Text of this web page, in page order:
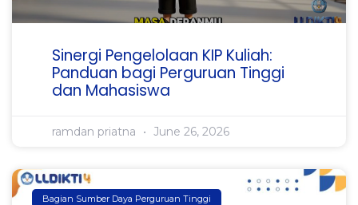
Sinergi Pengelolaan KIP Kuliah:
Panduan bagi Perguruan Tinggi
dan Mahasiswa
ramdan priatna June 26, 2026
Bagian Sumber Daya Perguruan Tinggi